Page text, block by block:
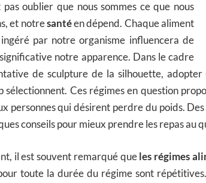
oublier que nous sommes ce que nous
et notresantéen dépend. Chaque aliment
par notre organisme influencera de
notre apparence. Dans le cadre
de sculpture de la silhouette,
sélectionnent. Ces régimes en question
personnes qui désirent perdre du poids.
conseils pour mieux prendre les repas au
il est souvent remarqué que les régimes
toute la durée du régime sont